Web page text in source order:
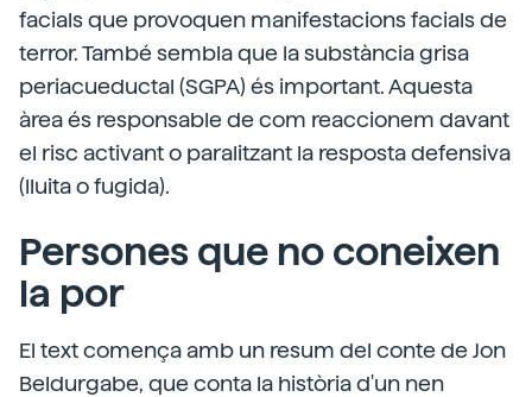
facials que provoquen manifestacions facials de
terror. També sembla que la substància grisa
periacueductal (SGPA) és important. Aquesta
àrea és responsable de com reaccionem davant
el risc activant o paralitzant la resposta defensiva
(lluita o fugida).
Persones que no coneixen
la por
El text comença amb un resum del conte de Jon
Beldurgabe, que conta la història d'un nen